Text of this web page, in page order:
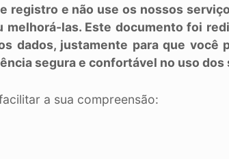
e não use os nossos
las. Este documento foi
dados, justamente para que você
segura e confortável no uso
a sua compreensão: